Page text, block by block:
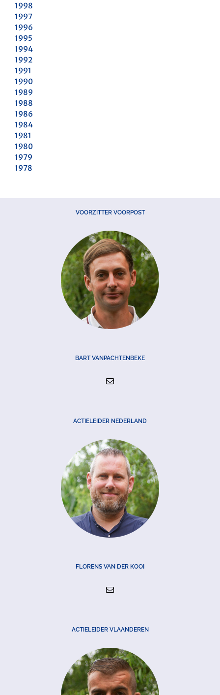
1998
1997
1996
1995
1994
1992
1991
1990
1989
1988
1986
1984
1981
1980
1979
1978
VOORZITTER VOORPOST
BART VANPACHTENBEKE
ACTIELEIDER NEDERLAND
FLORENS VAN DER KOOI
ACTIELEIDER VLAANDEREN